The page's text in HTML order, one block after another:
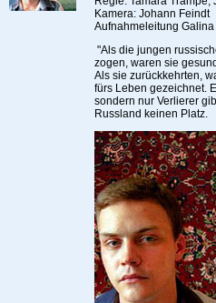
Kamera: Johann Feindt
Aufnahmeleitung
"Als die jungen
zogen, waren sie
Als sie zurückkehrten,
fürs Leben gezeichnet.
sondern nur Verlierer
Russland keinen Platz.